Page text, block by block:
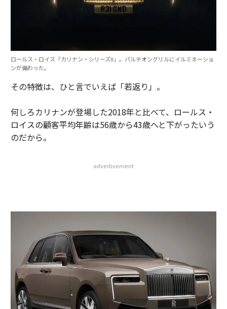
ロールス・ロイス「カリナン・シリーズII」。パルテオングリルにイルミネーショ
ンが備わった。
その特徴は、ひと言でいえば「若返り」。
何しろカリナンが登場した2018年と比べて、ロールス・
ロイスの顧客平均年齢は56歳から43歳へと下がったいう
のだから。
advertisement